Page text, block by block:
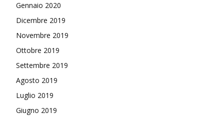
Gennaio 2020
Dicembre 2019
Novembre 2019
Ottobre 2019
Settembre 2019
Agosto 2019
Luglio 2019
Giugno 2019